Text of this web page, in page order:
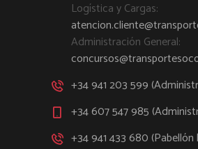
Logística y Cargas:
Administración General:
+34 941 203 599
+34 607 547 985
+34 941 433 680